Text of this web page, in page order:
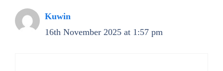
Kuwin
16th November 2025 at 1:57 pm